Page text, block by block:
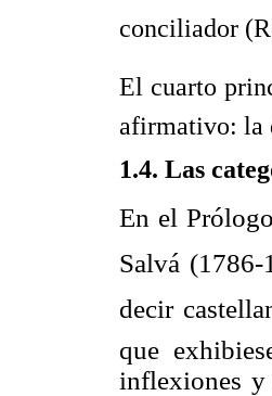
conciliador
El cuarto
afirmativo: la
1.4. Las
En el
Salvá (1786-
decir
que
inflexiones y